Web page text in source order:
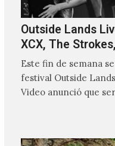
Outside Lands
XCX, The
Este fin de semana
festival Outside
Video anunció que